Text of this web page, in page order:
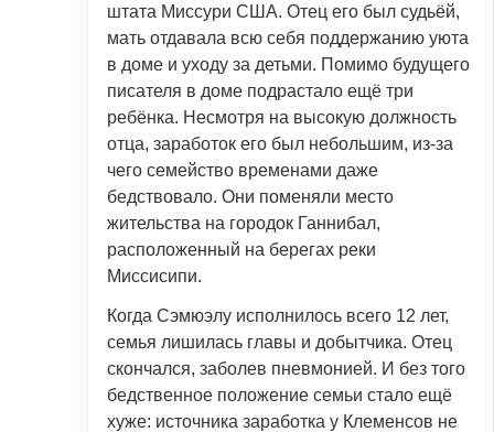
штата Миссури США. Отец его был судьёй,
мать отдавала всю себя поддержанию уюта
в доме и уходу за детьми. Помимо будущего
писателя в доме подрастало ещё три
ребёнка. Несмотря на высокую должность
отца, заработок его был небольшим, из-за
чего семейство временами даже
бедствовало. Они поменяли место
жительства на городок Ганнибал,
расположенный на берегах реки
Миссисипи.
Когда Сэмюэлу исполнилось всего 12 лет,
семья лишилась главы и добытчика. Отец
скончался, заболев пневмонией. И без того
бедственное положение семьи стало ещё
хуже: источника заработка у Клеменсов не